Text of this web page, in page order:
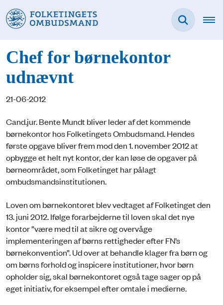
Chef for børnekontor
udnævnt
21-06-2012
Cand.jur. Bente Mundt bliver leder af det kommende
børnekontor hos Folketingets Ombudsmand. Hendes
første opgave bliver frem mod den 1. november 2012 at
opbygge et helt nyt kontor, der kan løse de opgaver på
børneområdet, som Folketinget har pålagt
ombudsmandsinstitutionen.
Loven om børnekontoret blev vedtaget af Folketinget den
13. juni 2012. Ifølge forarbejderne til loven skal det nye
kontor ”være med til at sikre og overvåge
implementeringen af børns rettigheder efter FN’s
børnekonvention”. Ud over at behandle klager fra børn og
om børns forhold og inspicere institutioner, hvor børn
opholder sig, skal børnekontoret også tage sager op på
eget initiativ, for eksempel efter omtale i medierne.